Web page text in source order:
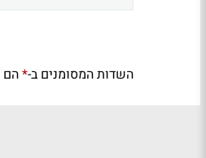
השדות המסומנים ב-*הם